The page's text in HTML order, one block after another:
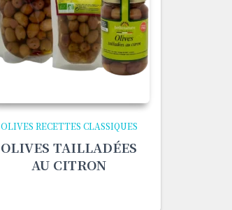
OLIVES RECETTES CLASSIQUES
OLIVES TAILLADÉES
AU CITRON